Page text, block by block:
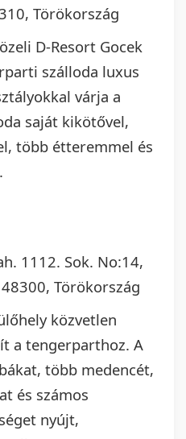
Törökország
D-Resort Gocek
szálloda luxus
várja a
saját kikötővel,
több étteremmel és
1112. Sok. No:14,
48300, Törökország
közvetlen
a tengerparthoz. A
több medencét,
és számos
nyújt,